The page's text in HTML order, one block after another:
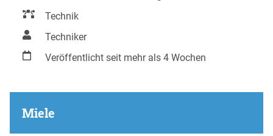
Technik
Techniker
Veröffentlicht seit mehr als 4 Wochen
Miele